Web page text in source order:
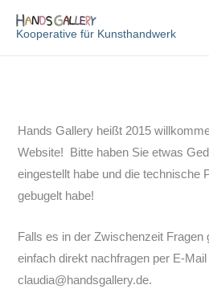
InhaltKooperative für Kunsthandwerk
Hands Gallery heißt 2015
Website! Bitte haben Sie etwas
eingestellt habe und die technische
gebugelt habe!
Falls es in der Zwischenzeit Fragen
einfach direkt nachfragen per E-Mail
claudia@handsgallery.de.